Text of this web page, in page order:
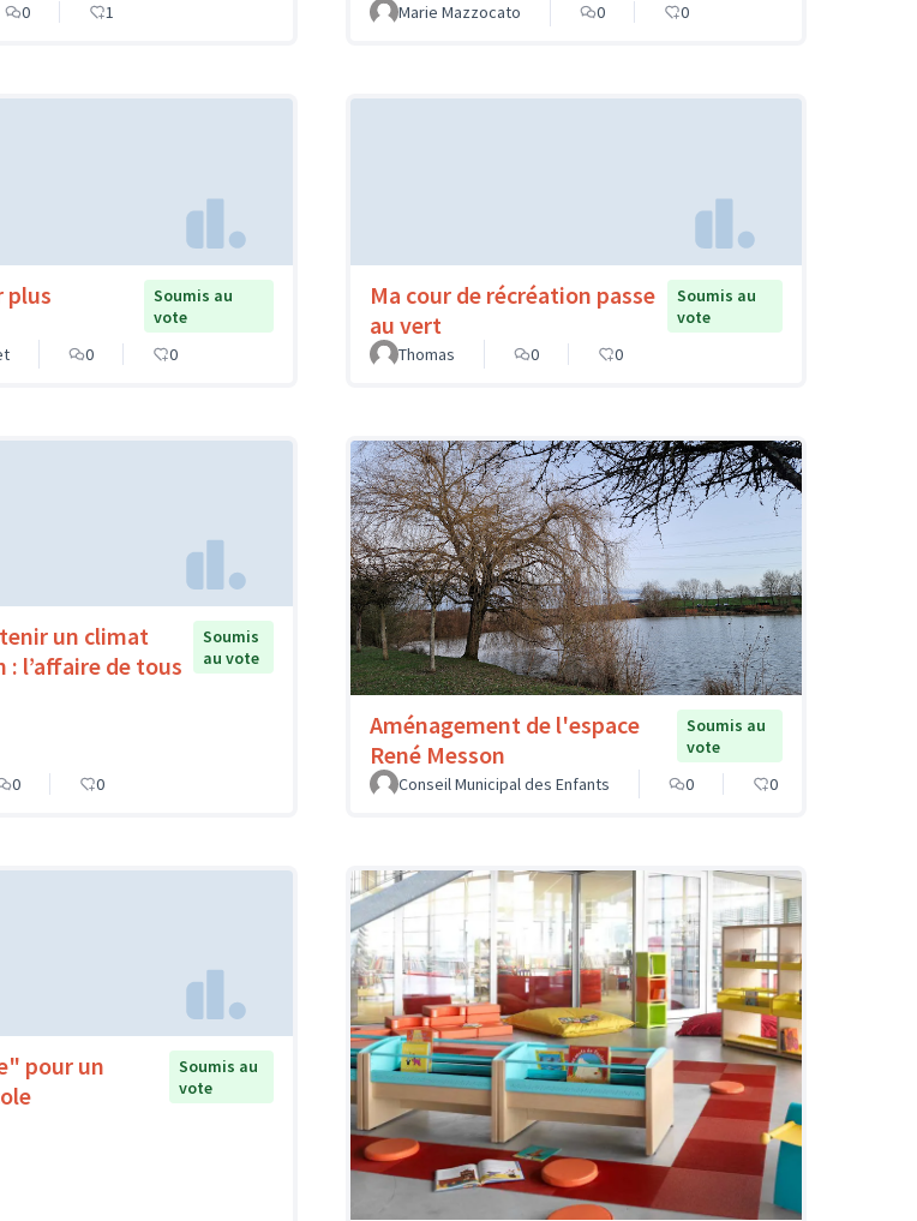
0 1
Marie Mazzocato
0 0
plus
Soumis au
vote
0 0
Ma cour de récréation passe
au vert
Soumis au
vote
Thomas
0 0
un climat
: l’affaire de tous
Soumis
au vote
0 0
Aménagement de l'espace
René Messon
Soumis au
vote
Conseil Municipal des Enfants
0 0
pour un
Soumis au
vote